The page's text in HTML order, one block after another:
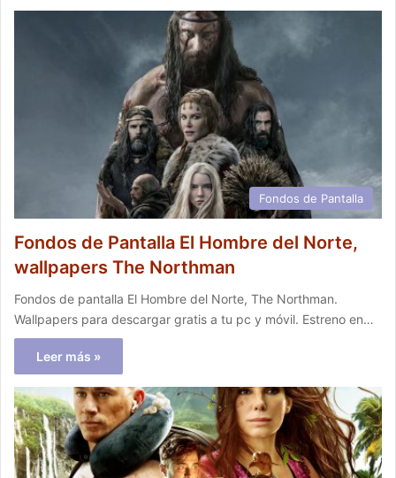
Fondos de Pantalla
Fondos de Pantalla El Hombre del Norte,
wallpapers The Northman
Fondos de pantalla El Hombre del Norte, The Northman.
Wallpapers para descargar gratis a tu pc y móvil. Estreno en…
Leer más »